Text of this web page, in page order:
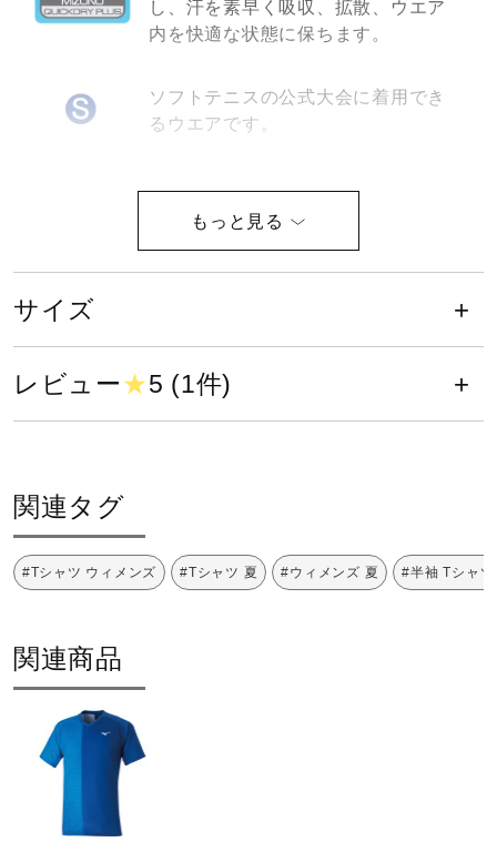
健康／エクササイズ
ジュニア／キッズ
メディカル
コラボ／ライセンス
セール
その他
サポート
直営店一覧
取扱店一覧
し、汗を素早く吸収、拡散、ウエア
内を快適な状態に保ちます。
ソフトテニスの公式大会に着用でき
るウエアです。
日本バドミントン協会検定合格品で
サイズ
32：グリーン
65：ピンク×ブラック
素材
ポリエステル100％
原産国
中国製
サイズ
レビュー★5 (1件)
関連タグ
#Tシャツ ウィメンズ #Tシャツ 夏 #ウィメンズ 夏 #半袖 Tシャツ
関連商品